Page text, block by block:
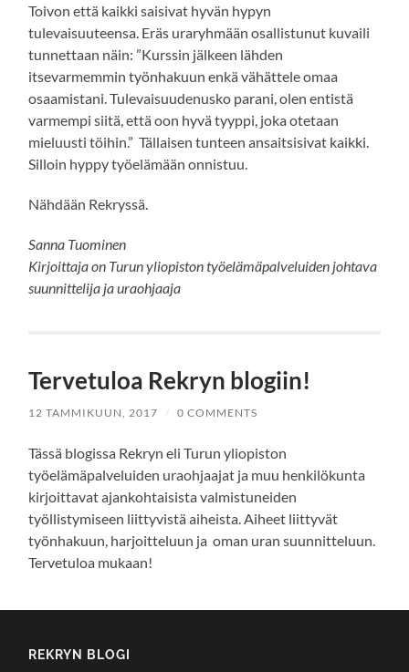
Toivon että kaikki saisivat hyvän hypyn
tulevaisuuteensa. Eräs uraryhmään osallistunut kuvaili
tunnettaan näin: ”Kurssin jälkeen lähden
itsevarmemmin työnhakuun enkä vähättele omaa
osaamistani. Tulevaisuudenusko parani, olen entistä
varmempi siitä, että oon hyvä tyyppi, joka otetaan
mieluusti töihin.” Tällaisen tunteen ansaitsisivat kaikki.
Silloin hyppy työelämään onnistuu.
Nähdään Rekryssä.
Sanna Tuominen
Kirjoittaja on Turun yliopiston työelämäpalveluiden johtava
suunnittelija ja uraohjaaja
Tervetuloa Rekryn blogiin!
12 TAMMIKUUN, 2017 / 0 COMMENTS
Tässä blogissa Rekryn eli Turun yliopiston
työelämäpalveluiden uraohjaajat ja muu henkilökunta
kirjoittavat ajankohtaisista valmistuneiden
työllistymiseen liittyvistä aiheista. Aiheet liittyvät
työnhakuun, harjoitteluun ja oman uran suunnitteluun.
Tervetuloa mukaan!
REKRYN BLOGI